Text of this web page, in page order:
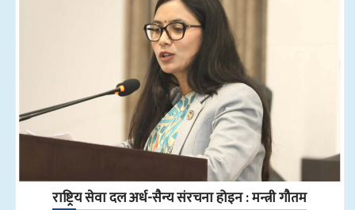
राष्ट्रिय सेवा दल अर्ध-सैन्य संरचना होइन : मन्त्री गौतम